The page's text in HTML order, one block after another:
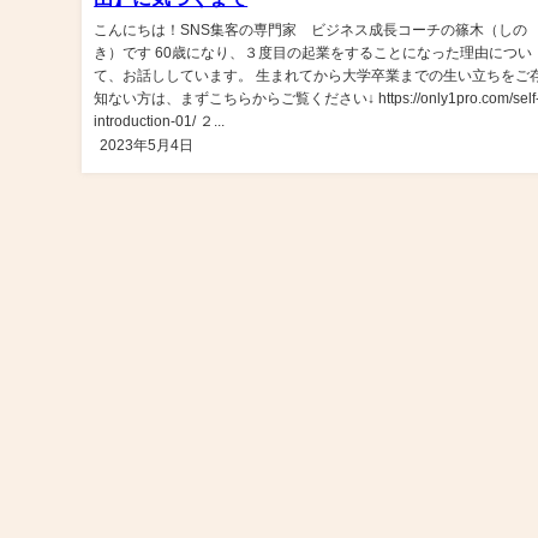
こんにちは！SNS集客の専門家 ビジネス成長コーチの篠木（しの
き）です 60歳になり、３度目の起業をすることになった理由につい
て、お話ししています。 生まれてから大学卒業までの生い立ちをご
知ない方は、まずこちらからご覧ください↓ https://only1pro.com/
introduction-01/ ２...
2023年5月4日